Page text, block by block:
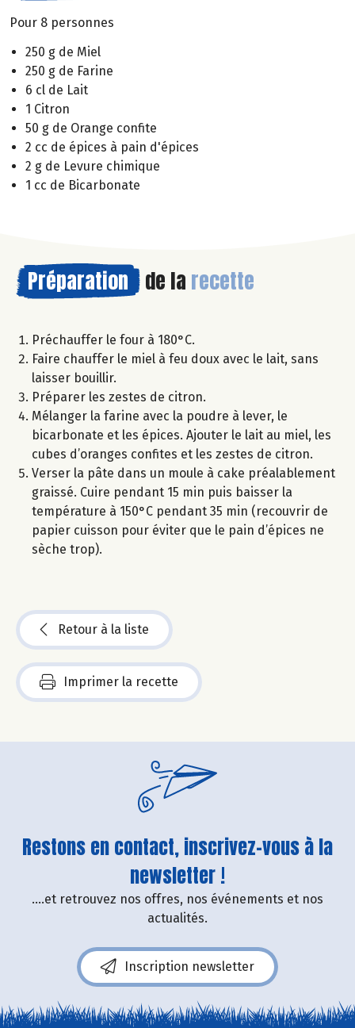
Pour 8 personnes
250 g de Miel
250 g de Farine
6 cl de Lait
1 Citron
50 g de Orange confite
2 cc de épices à pain d'épices
2 g de Levure chimique
1 cc de Bicarbonate
Préparation de la recette
Préchauffer le four à 180°C.
Faire chauffer le miel à feu doux avec le lait, sans
laisser bouillir.
Préparer les zestes de citron.
Mélanger la farine avec la poudre à lever, le
bicarbonate et les épices. Ajouter le lait au miel, les
cubes d’oranges confites et les zestes de citron.
Verser la pâte dans un moule à cake préalablement
graissé. Cuire pendant 15 min puis baisser la
température à 150°C pendant 35 min (recouvrir de
papier cuisson pour éviter que le pain d’épices ne
sèche trop).
Retour à la liste
Imprimer la recette
Restons en contact, inscrivez-vous à la
newsletter !
....et retrouvez nos offres, nos événements et nos
actualités.
Inscription newsletter